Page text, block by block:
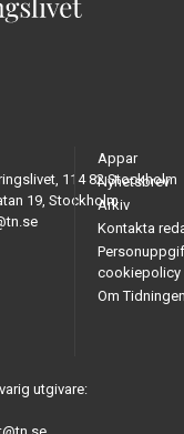
114 82 Stockholm
19, Stockholm
Appar
Nyhetsbrev
Arkiv
Kontakta
cookiepolicy
Om
utgivare: